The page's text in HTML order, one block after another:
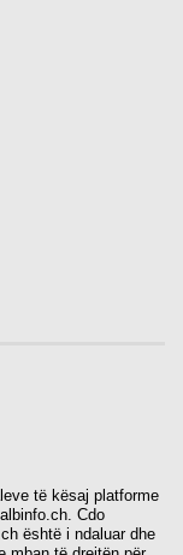
të kësaj platforme
Cdo
është i ndaluar dhe